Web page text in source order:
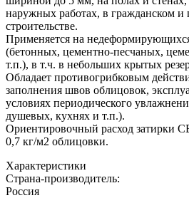
наружных работах, в гражданском
строительстве.
Применяется на
(бетонных, цементно-песчаных,
т.п.), в т.ч. в небольших крытых
Обладает противогрибковым
заполнения швов облицовок,
условиях периодического
душевых, кухнях и т.п.).
Ориентировочный расход затирки
0,7 кг/м2 облицовки.
Характеристики
Страна-производитель:
Россия